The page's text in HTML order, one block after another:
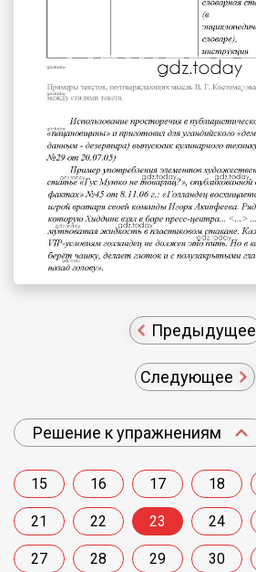
Предыдущее
Следующее
Решение к упражнениям
15 16 17 18
21 22 23 24
27 28 29 30